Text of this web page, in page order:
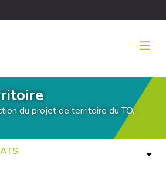
du projet de territoire du TO,